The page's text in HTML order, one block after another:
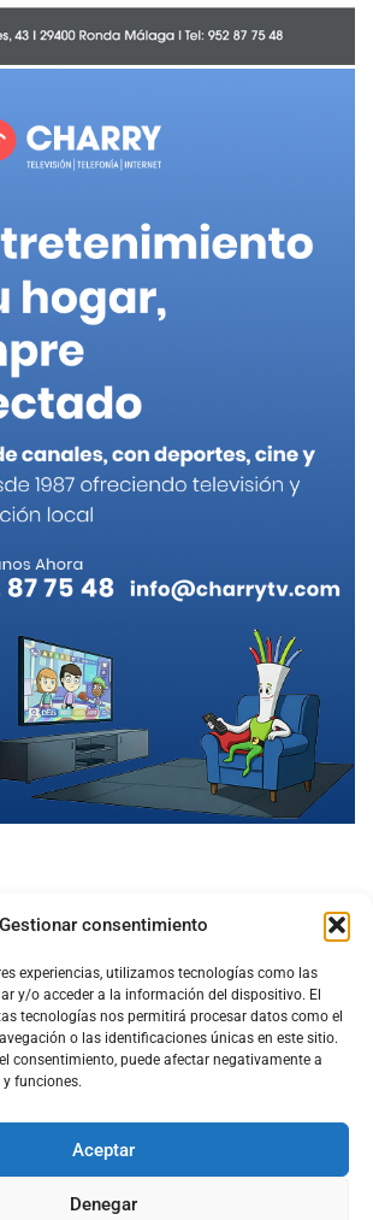
Gestionar consentimiento
experiencias, utilizamos tecnologías como las
y/o acceder a la información del dispositivo. El
tecnologías nos permitirá procesar datos como el
o las identificaciones únicas en este sitio.
consentimiento, puede afectar negativamente a
funciones.
Aceptar
Denegar